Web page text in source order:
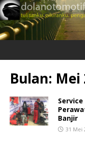
Bulan: Mei
Banjir
31 Mei